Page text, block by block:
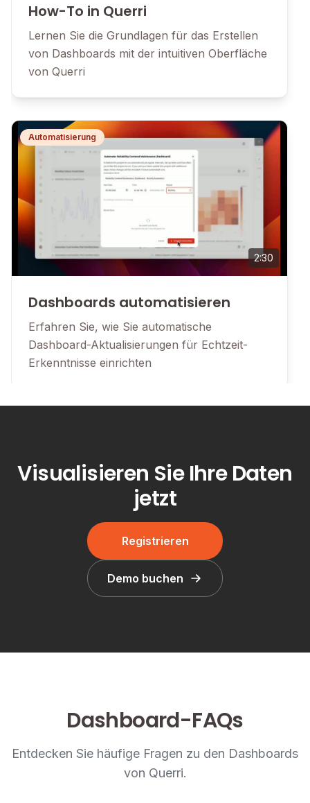
How-To in Querri
Lernen Sie die Grundlagen für das Erstellen
von Dashboards mit der intuitiven Oberfläche
von Querri
2:30
Automatisierung
Dashboards automatisieren
Erfahren Sie, wie Sie automatische
Dashboard-Aktualisierungen für Echtzeit-
Erkenntnisse einrichten
Vom neuen Projekt zum
einem neuen Projekt zu einem voll
Visualisieren Sie Ihre Daten
jetzt
Registrieren
Demo buchen
Dashboard-FAQs
Entdecken Sie häufige Fragen zu den Dashboards
von Querri.